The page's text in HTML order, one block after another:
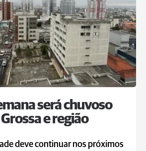
será chuvoso
e região
deve continuar nos próximos